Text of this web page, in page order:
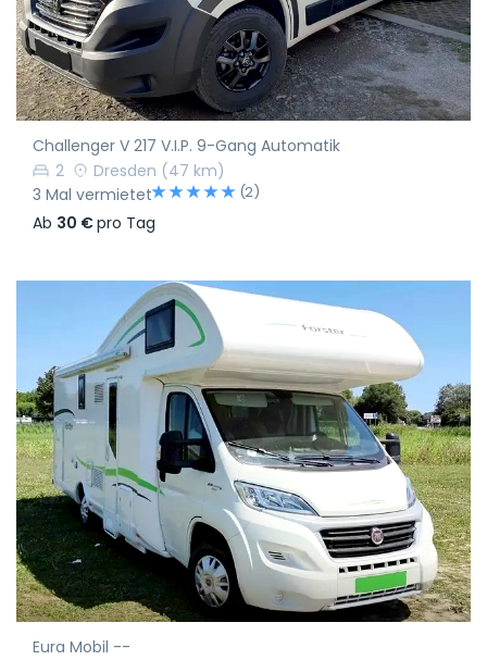
Challenger V 217 V.I.P. 9-Gang Automatik
2
Dresden (47 km)
3 Mal vermietet
(2)
Ab 30 €pro Tag
Eura Mobil --